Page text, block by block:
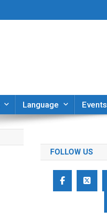
Language Events
FOLLOW US